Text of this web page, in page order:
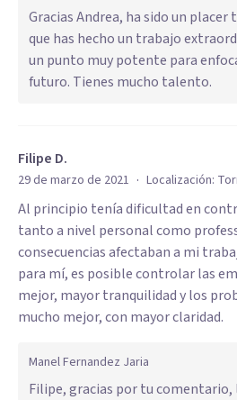
Gracias Andrea, ha sido un
que has hecho un trabajo
un punto muy potente para
futuro. Tienes mucho talento.
Filipe D.
29 de marzo de 2021 · Localización:
Al principio tenía dificultad en
tanto a nivel personal como
consecuencias afectaban a mi
para mí, es posible controlar las
mejor, mayor tranquilidad y los
mucho mejor, con mayor claridad.
Manel Fernandez Jaria
Filipe, gracias por tu comentario,